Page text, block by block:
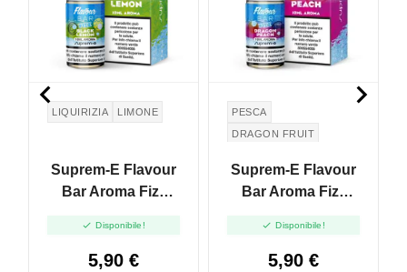
LIQUIRIZIA LIMONE
Suprem-E Flavour
Bar Aroma Fizz
10ml
 Disponibile!
5,90 €
PESCA
DRAGON FRUIT
Suprem-E Flavour
Bar Aroma Fizz
10ml
 Disponibile!
5,90 €
 